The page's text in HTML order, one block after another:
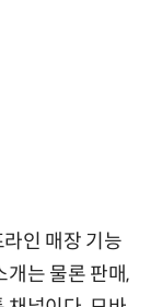
인 매장 기능
개는 물론 판매,